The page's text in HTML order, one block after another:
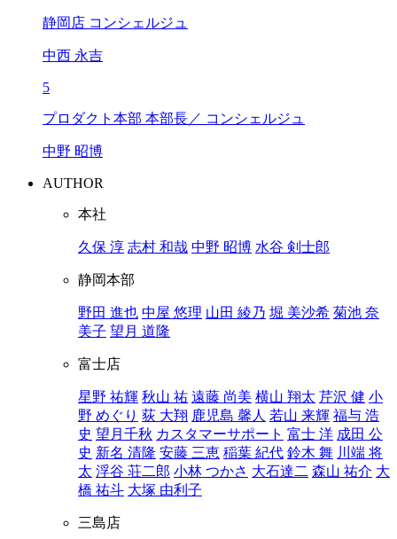
静岡店 コンシェルジュ
中西 永吉
5
プロダクト本部 本部長／ コンシェルジュ
中野 昭博
AUTHOR
本社
久保 淳 志村 和哉 中野 昭博 水谷 剣士郎
静岡本部
野田 進也 中屋 悠理 山田 綾乃 堀 美沙希 菊池 奈
美子 望月 道隆
富士店
星野 祐輝 秋山 祐 遠藤 尚美 横山 翔太 芹沢 健 小
野 めぐり 荻 大翔 鹿児島 馨人 若山 来輝 福与 浩
史 望月千秋 カスタマーサポート 富士 洋 成田 公
史 新名 清隆 安藤 三恵 稲葉 紀代 鈴木 舞 川端 将
太 浮谷 荘二郎 小林 つかさ 大石達二 森山 祐介 大
橋 祐斗 大塚 由利子
三島店